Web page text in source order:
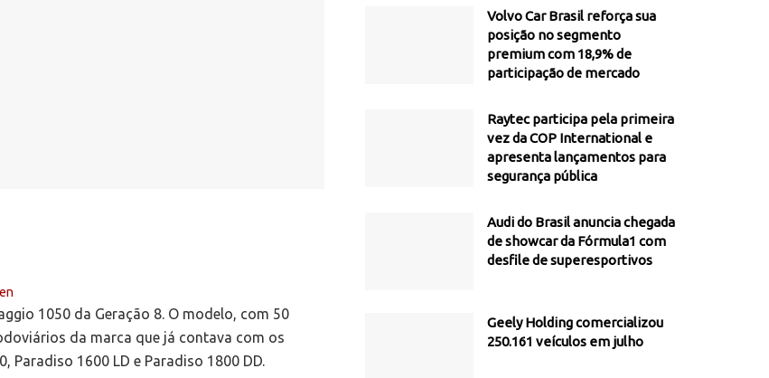
1050 da Geração 8. O modelo, com 50
da marca que já contava com os
Paradiso 1600 LD e Paradiso 1800 DD.
Volvo Car Brasil reforça sua
posição no segmento
premium com 18,9% de
participação de mercado
Raytec participa pela primeira
vez da COP International e
apresenta lançamentos para
segurança pública
Audi do Brasil anuncia chegada
de showcar da Fórmula1 com
desfile de superesportivos
Geely Holding comercializou
250.161 veículos em julho